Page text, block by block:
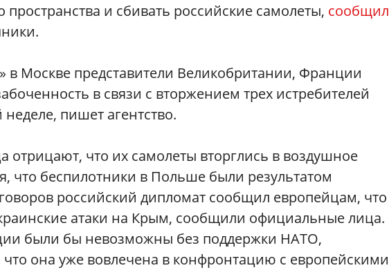
и сбивать российские самолеты, сообщил
в Москве представители Великобритании, Франции
в связи с вторжением трех истребителей
пишет агентство.
отрицают, что их самолеты вторглись в воздушное
что беспилотники в Польше были результатом
российский дипломат сообщил европейцам, что
атаки на Крым, сообщили официальные лица.
были бы невозможны без поддержки НАТО,
что она уже вовлечена в конфронтацию с европейскими